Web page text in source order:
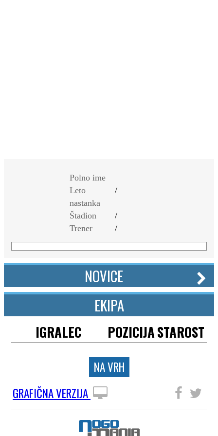
Polno ime
Leto
nastanka
/
Štadion
/
Trener
/
NOVICE
EKIPA
IGRALEC POZICIJASTAROST
NA VRH
GRAFIČNA VERZIJA